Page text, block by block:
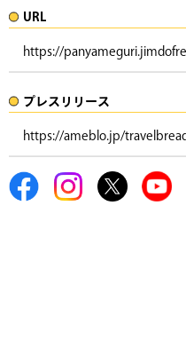
URL
https://
プレスリリース​​​
https://ameblo.jp/